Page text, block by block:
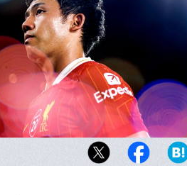
バプールで着実に信頼を積み上げる遠藤航（